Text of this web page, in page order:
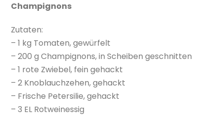
Champignons
Zutaten:
– 1 kg Tomaten, gewürfelt
– 200 g Champignons, in Scheiben geschnitten
– 1 rote Zwiebel, fein gehackt
– 2 Knoblauchzehen, gehackt
– Frische Petersilie, gehackt
– 3 EL Rotweinessig